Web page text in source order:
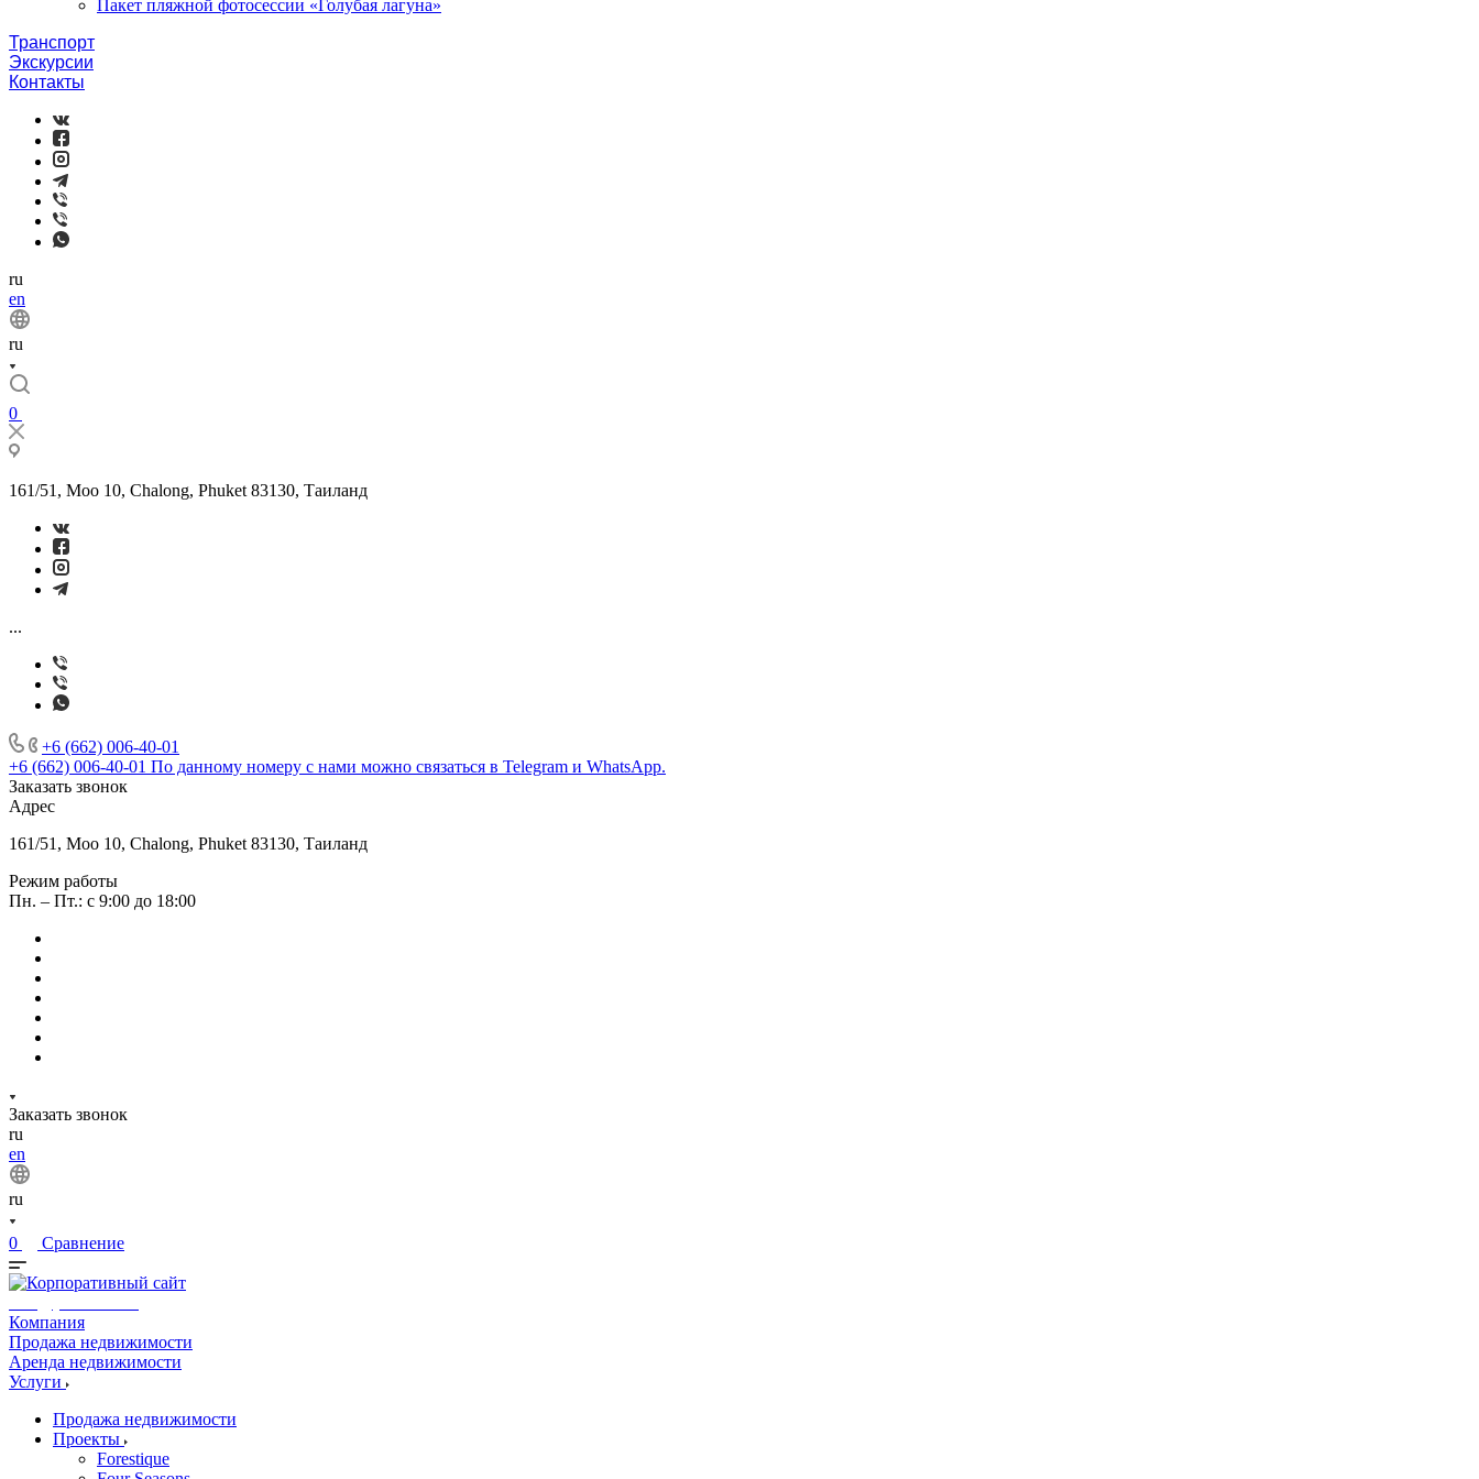
Пакет пляжной фотосессии «Голубая лагуна»
Транспорт
Экскурсии
Контакты
ru
en
ru
0
161/51, Moo 10, Chalong, Phuket 83130, Таиланд
...
+6 (662) 006-40-01
+6 (662) 006-40-01 По данному номеру с нами можно связаться в Telegram и WhatsApp.
Заказать звонок
Адрес
161/51, Moo 10, Chalong, Phuket 83130, Таиланд
Режим работы
Пн. – Пт.: с 9:00 до 18:00
Заказать звонок
ru
en
ru
0 Сравнение
Компания
Продажа недвижимости
Аренда недвижимости
Услуги
Продажа недвижимости
Проекты
Forestique